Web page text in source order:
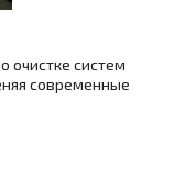
очистке систем
современные